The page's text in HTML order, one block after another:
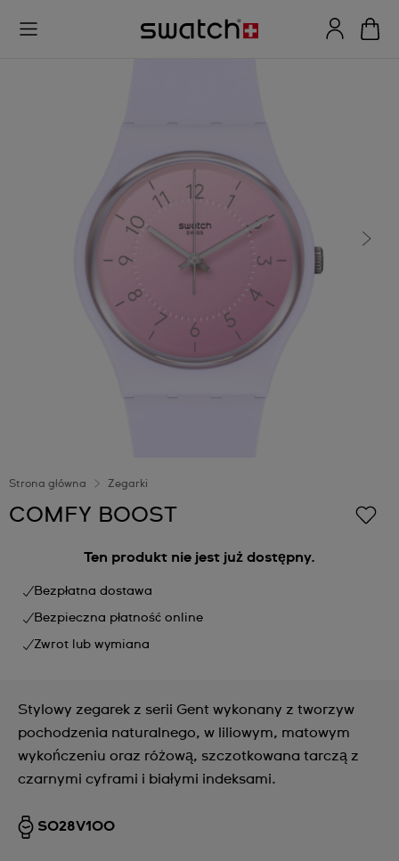
Strona główna Zegarki
COMFY BOOST
Ten produkt nie jest już dostępny.
Bezpłatna dostawa
Bezpieczna płatność online
Zwrot lub wymiana
Stylowy zegarek z serii Gent wykonany z tworzyw
pochodzenia naturalnego, w liliowym, matowym
wykończeniu oraz różową, szczotkowana tarczą z
czarnymi cyframi i białymi indeksami.
SO28V100